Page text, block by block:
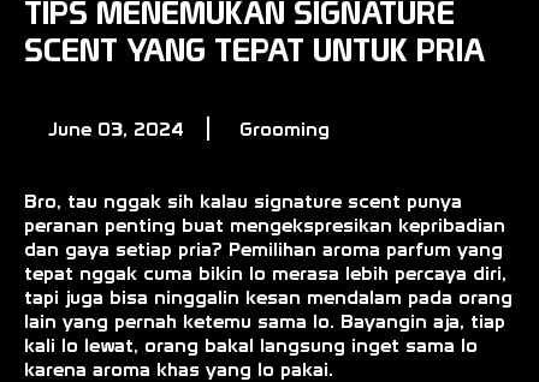
TIPS MENEMUKAN SIGNATURE
SCENT YANG TEPAT UNTUK PRIA
June 03, 2024 Grooming
Bro, tau nggak sih kalau signature scent punya
peranan penting buat mengekspresikan kepribadian
dan gaya setiap pria? Pemilihan aroma parfum yang
tepat nggak cuma bikin lo merasa lebih percaya diri,
tapi juga bisa ninggalin kesan mendalam pada orang
lain yang pernah ketemu sama lo. Bayangin aja, tiap
kali lo lewat, orang bakal langsung inget sama lo
karena aroma khas yang lo pakai.